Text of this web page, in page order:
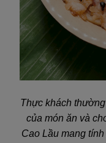
Thực khách
của món ăn và
Cao Lầu mang